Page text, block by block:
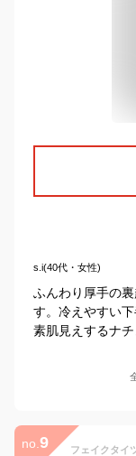
s.i(40代・女性)
ふんわり厚手の
す。冷えやすい
素肌見えするナ
no. 9